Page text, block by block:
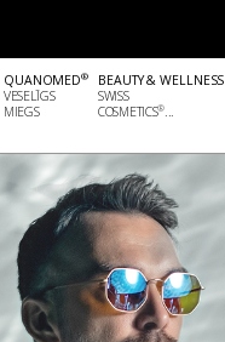
QUANOMED®
VESELĪGS
MIEGS
BEAUTY & WELLNESS
SWISS
COSMETICS®...